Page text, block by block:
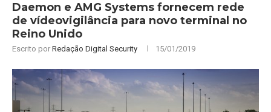
Daemon e AMG Systems fornecem rede
de vídeovigilância para novo terminal no
Reino Unido
Escrito por Redação Digital Security 15/01/2019